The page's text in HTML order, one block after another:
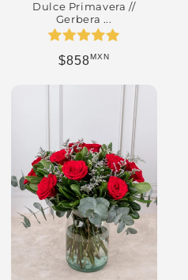
Dulce Primavera //
Gerbera ...
Precio habitual
$858MXN